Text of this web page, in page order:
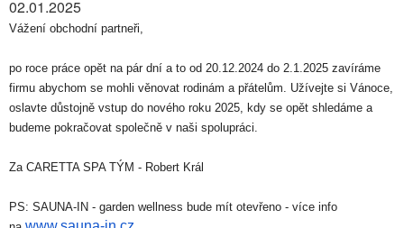
02.01.2025
Vážení obchodní partneři,
po roce práce opět na pár dní a to od 20.12.2024 do 2.1.2025 zavíráme
firmu abychom se mohli věnovat rodinám a přátelům. Užívejte si Vánoce,
oslavte důstojně vstup do nového roku 2025, kdy se opět shledáme a
budeme pokračovat společně v naši spolupráci.
Za CARETTA SPA TÝM - Robert Král
PS: SAUNA-IN - garden wellness bude mít otevřeno - více info